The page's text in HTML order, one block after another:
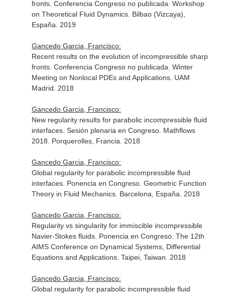
fronts. Conferencia Congreso no publicada. Workshop
on Theoretical Fluid Dynamics. Bilbao (Vizcaya),
España. 2019
Gancedo Garcia, Francisco:
Recent results on the evolution of incompressible sharp
fronts. Conferencia Congreso no publicada. Winter
Meeting on Nonlocal PDEs and Applications. UAM
Madrid. 2018
Gancedo Garcia, Francisco:
New regularity results for parabolic incompressible fluid
interfaces. Sesión plenaria en Congreso. Mathflows
2018. Porquerolles, Francia. 2018
Gancedo Garcia, Francisco:
Global regularity for parabolic incompressible fluid
interfaces. Ponencia en Congreso. Geometric Function
Theory in Fluid Mechanics. Barcelona, España. 2018
Gancedo Garcia, Francisco:
Regularity vs singularity for immiscible incompressible
Navier-Stokes fluids. Ponencia en Congreso. The 12th
AIMS Conference on Dynamical Systems, Differential
Equations and Applications. Taipei, Taiwan. 2018
Gancedo Garcia, Francisco:
Global regularity for parabolic incompressible fluid